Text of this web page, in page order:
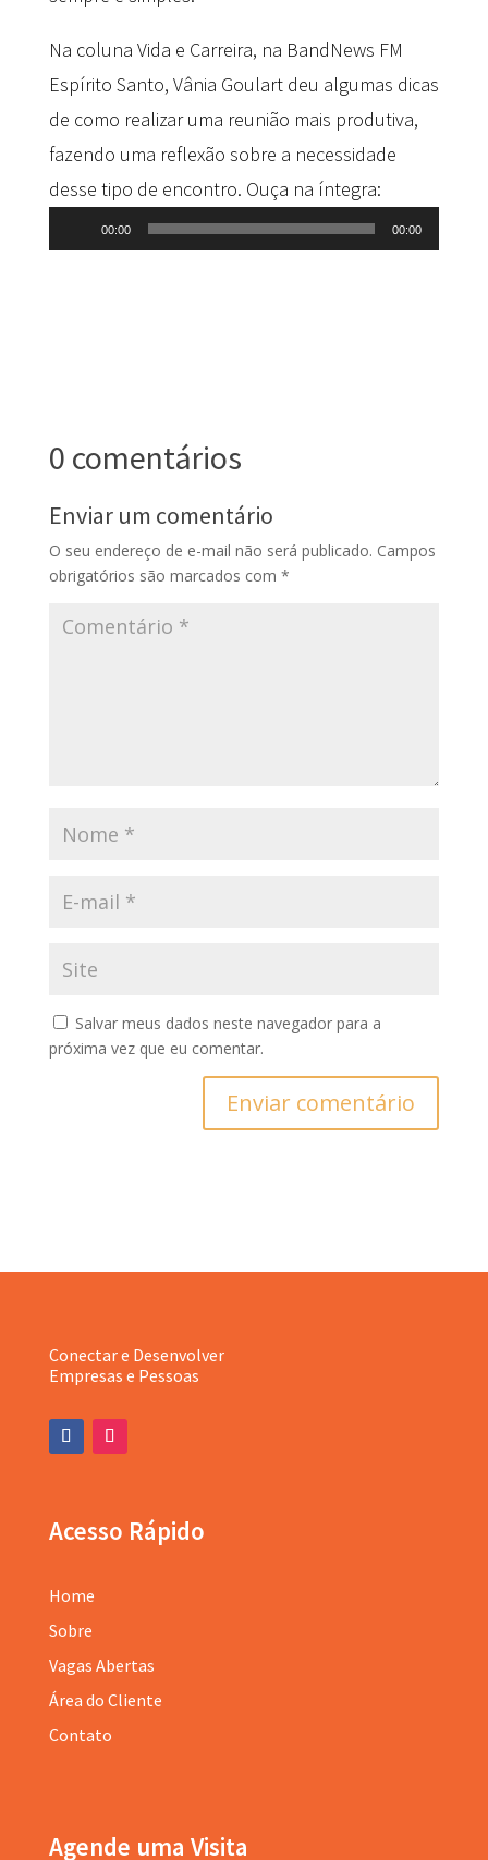
Na coluna Vida e Carreira, na BandNews FM
Espírito Santo, Vânia Goulart deu algumas dicas
de como realizar uma reunião mais produtiva,
fazendo uma reflexão sobre a necessidade
desse tipo de encontro. Ouça na íntegra:
Tocador
de
00:00 00:00
0 comentários
Enviar um comentário
O seu endereço de e-mail não será publicado. Campos
obrigatórios são marcados com *
Salvar meus dados neste navegador para a
próxima vez que eu comentar.
Enviar comentário
Conectar e Desenvolver
Empresas e Pessoas
Acesso Rápido
Home
Sobre
Vagas Abertas
Área do Cliente
Contato
Agende uma Visita